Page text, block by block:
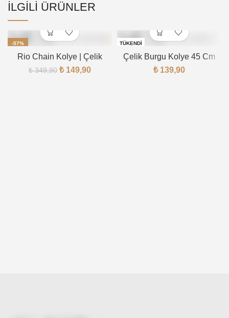
İLGILI ÜRÜNLER
-57%
TÜKENDI
Rio Chain Kolye | Çelik
₺349,90 ₺149,90
TÜKENDI
Çelik Burgu Kolye 45 Cm
₺139,90